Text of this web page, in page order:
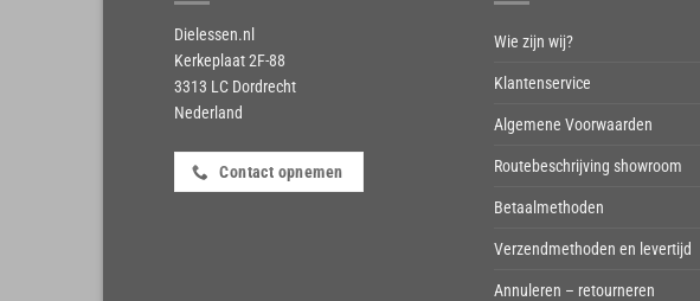
Dielessen.nl
Kerkeplaat 2F-88
3313 LC Dordrecht
Nederland
Contact opnemen
Wie zijn wij?
Klantenservice
Algemene Voorwaarden
Routebeschrijving showroom
Betaalmethoden
Verzendmethoden en levertijd
Annuleren – retourneren